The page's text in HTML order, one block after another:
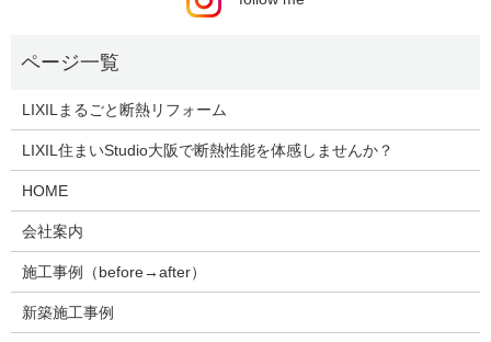
LIXILまるごと断熱リフォーム
LIXIL住まいStudio大阪で断熱性能を体感しませんか？
HOME
会社案内
施工事例（before→after）
新築施工事例